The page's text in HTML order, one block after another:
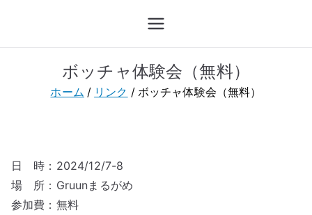
を
KBoA
香川県ボッチャ協会
ボッチャ体験会（無料）
ホーム リンク ボッチャ体験会（無料）
日 時：2024/12/7-8
場 所：Gruunまるがめ
参加費：無料